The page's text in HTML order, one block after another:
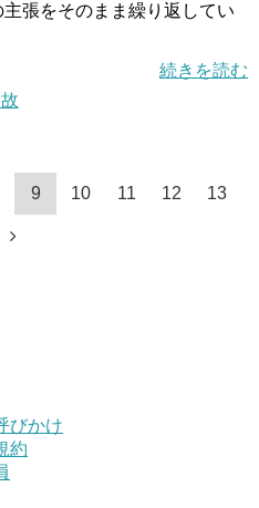
主張をそのまま繰り返してい
続きを読む
9 10 11 12 13
びかけ
約